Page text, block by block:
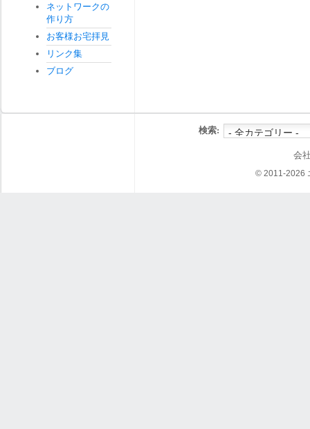
ネットワークの
作り方
お客様お宅拝見
リンク集
ブログ
検索:
会
© 2011-2026